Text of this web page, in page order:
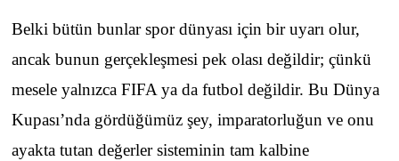
Belki bütün bunlar spor dünyası için bir uyarı olur,
ancak bunun gerçekleşmesi pek olası değildir; çünkü
mesele yalnızca FIFA ya da futbol değildir. Bu Dünya
Kupası’nda gördüğümüz şey, imparatorluğun ve onu
ayakta tutan değerler sisteminin tam kalbine